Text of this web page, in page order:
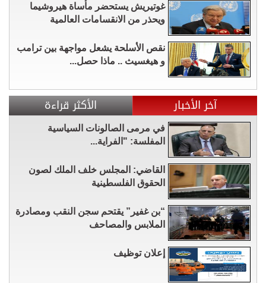
غوتيريش يستحضر مأساة هيروشيما
ويحذر من الانقسامات العالمية
نقص الأسلحة يشعل مواجهة بين ترامب
و هيغسيث .. ماذا حصل...
آخر الأخبار الأكثر قراءة
في مرمى الصالونات السياسية
المفلسة: "الفراية...
القاضي: المجلس خلف الملك لصون
الحقوق الفلسطينية
“بن غفير” يقتحم سجن النقب ومصادرة
الملابس والمصاحف
إعلان توظيف